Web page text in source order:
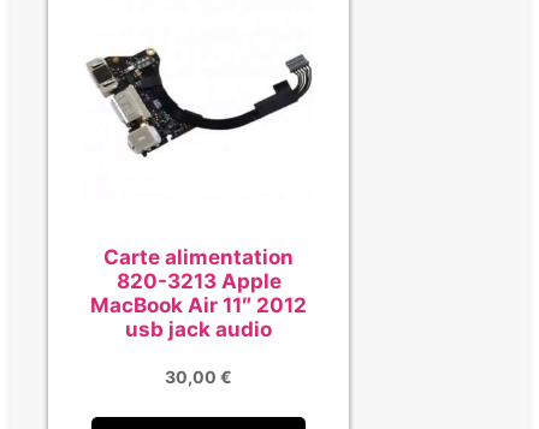
Carte alimentation
820-3213 Apple
MacBook Air 11″ 2012
usb jack audio
30,00 €